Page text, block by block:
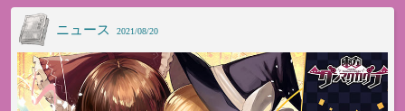
ニュース 2021/08/20